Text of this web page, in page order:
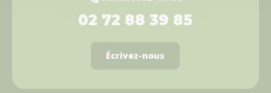
02 72 88 39 85
Écrivez-nous